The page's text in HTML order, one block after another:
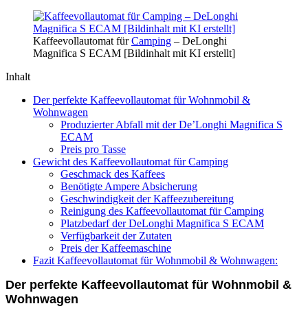
Kaffeevollautomat fürCamping – DeLonghi
Magnifica S ECAM [Bildinhalt mit KI erstellt]
Inhalt
Der perfekte Kaffeevollautomat für Wohnmobil &
Wohnwagen
Produzierter Abfall mit der De’Longhi Magnifica S
ECAM
Preis pro Tasse
Gewicht des Kaffeevollautomat für Camping
Geschmack des Kaffees
Benötigte Ampere Absicherung
Geschwindigkeit der Kaffeezubereitung
Reinigung des Kaffeevollautomat für Camping
Platzbedarf der DeLonghi Magnifica S ECAM
Verfügbarkeit der Zutaten
Preis der Kaffeemaschine
Fazit Kaffeevollautomat für Wohnmobil & Wohnwagen:
Der perfekte Kaffeevollautomat für Wohnmobil &
Wohnwagen